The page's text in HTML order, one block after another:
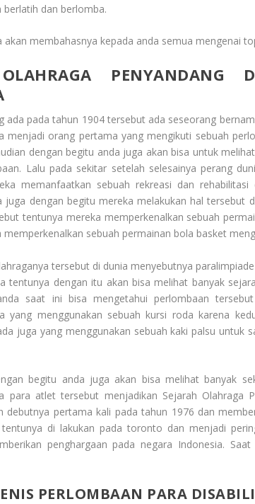
berlatih dan berlomba.
akan membahasnya kepada anda semua mengenai
PENYANDANG
ada pada tahun 1904 tersebut ada seseorang
menjadi orang pertama yang mengikuti sebuah
dengan begitu anda juga akan bisa untuk
Lalu pada sekitar setelah selesainya perang
memanfaatkan sebuah rekreasi dan
juga dengan begitu mereka melakukan hal tersebut
tentunya mereka memperkenalkan sebuah
sebuah permainan bola basket
tersebut di dunia menyebutnya
tentunya dengan itu akan bisa melihat banyak
saat ini bisa mengetahui perlombaan
yang menggunakan sebuah kursi roda karena
juga yang menggunakan sebuah kaki palsu untuk
begitu anda juga akan bisa melihat banyak
para atlet tersebut menjadikan Sejarah Olahraga
debutnya pertama kali pada tahun 1976 dan
di lakukan pada toronto dan menjadi
penghargaan pada negara Indonesia.
PERLOMBAAN PARA